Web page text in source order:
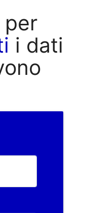
per
i dati